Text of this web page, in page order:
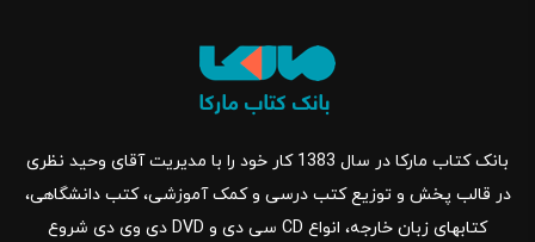
بانک کتاب مارکا در سال 1383 کار خود را با مدیریت آقای وحید نظری
در قالب پخش و توزیع کتب درسی و کمک آموزشی، کتب دانشگاهی،
کتابهای زبان خارجه، انواع CD سی دی و DVD دی وی دی شروع